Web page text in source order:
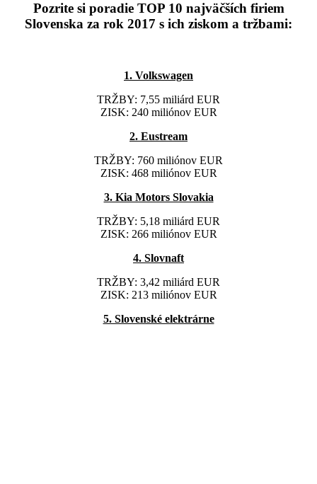
Pozrite si poradie TOP 10 najväčších firiem
Slovenska za rok 2017 s ich ziskom a tržbami:
1. Volkswagen
TRŽBY: 7,55 miliárd EUR
ZISK: 240 miliónov EUR
2. Eustream
TRŽBY: 760 miliónov EUR
ZISK: 468 miliónov EUR
3. Kia Motors Slovakia
TRŽBY: 5,18 miliárd EUR
ZISK: 266 miliónov EUR
4. Slovnaft
TRŽBY: 3,42 miliárd EUR
ZISK: 213 miliónov EUR
5. Slovenské elektrárne